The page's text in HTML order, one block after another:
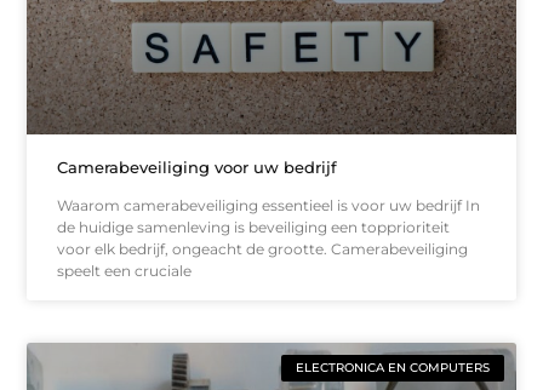
Camerabeveiliging voor uw bedrijf
Waarom camerabeveiliging essentieel is voor uw bedrijf In
de huidige samenleving is beveiliging een topprioriteit
voor elk bedrijf, ongeacht de grootte. Camerabeveiliging
speelt een cruciale
ELECTRONICA EN COMPUTERS